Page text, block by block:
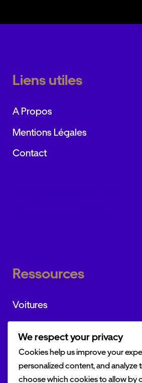
Liens utiles
A Propos
Mentions Légales
Contact
Ressources
Voitures
Actualités
We respect your privacy
Cookies help us improve your
personalized content, and analyze
choose which cookies to allow by